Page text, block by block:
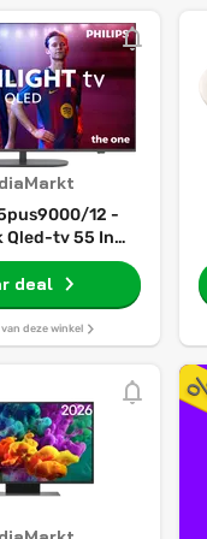
12 -
Qled-tv 55 Inch
2025
deal
van deze winkel